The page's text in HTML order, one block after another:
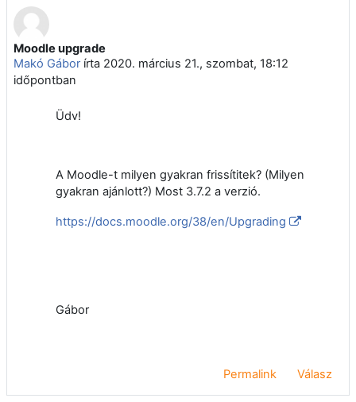
Moodle upgrade
Makó Gábor írta 2020. március 21., szombat, 18:12
időpontban
Válaszok szám: 4
Üdv!
A Moodle-t milyen gyakran frissítitek? (Milyen
gyakran ajánlott?) Most 3.7.2 a verzió.
https://docs.moodle.org/38/en/Upgrading
Gábor
Permalink Válasz